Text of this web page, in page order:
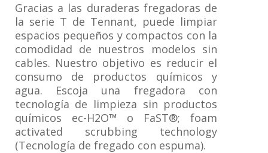
Gracias a las duraderas fregadoras de
la serie T de Tennant, puede limpiar
espacios pequeños y compactos con la
comodidad de nuestros modelos sin
cables. Nuestro objetivo es reducir el
consumo de productos químicos y
agua. Escoja una fregadora con
tecnología de limpieza sin productos
químicos ec-H2O™ o FaST®; foam
activated scrubbing technology
(Tecnología de fregado con espuma).